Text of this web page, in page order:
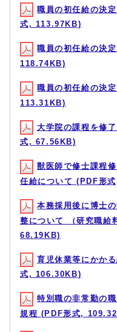
職員の初任給の決
式, 113.97KB)
職員の初任給の決
118.74KB)
職員の初任給の決
113.31KB)
大学院の課程を修
式, 67.56KB)
獣医師で修士課程
任給について (PDF形
本務採用後に博士
整について （研究職給
68.19KB)
育児休業等にかか
式, 106.30KB)
特別職の非常勤の
規程 (PDF形式,